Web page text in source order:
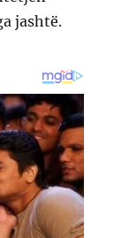
jashtë.